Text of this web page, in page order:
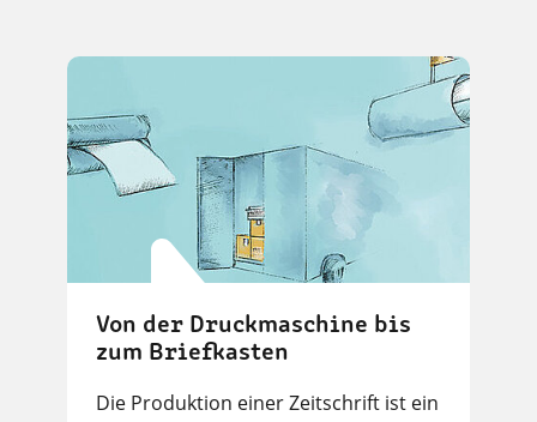
Von der Druckmaschine bis
zum Briefkasten
Die Produktion einer Zeitschrift ist ein